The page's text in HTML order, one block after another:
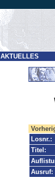
AKTUELLES
Losnr.:
Titel:
Ausruf: